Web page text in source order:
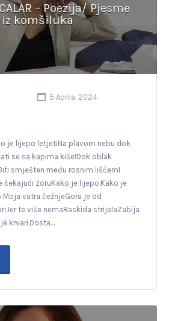
– Poezija/ Pjesme
iz komšiluka
5 Aprila, 2024
je lijepo letjetiNa plavom nebu dok
se sa kapima kiše!Dok oblak
smješten među rosnim lišćemI
čekajući zoruKako je lijepo,Kako je
Moja vatra čežnjeGora je od
te više nemaRaskida strijelaZabija
krvari,Dosta…